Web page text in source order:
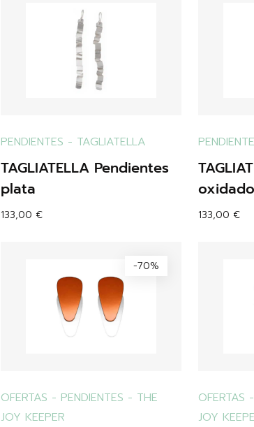
PENDIENTES - TAGLIATELLA
TAGLIATELLA Pendientes
plata
133,00 € 133,00 €
-70%
OFERTAS - PENDIENTES - THE
JOY KEEPER
OFERTAS -
JOY